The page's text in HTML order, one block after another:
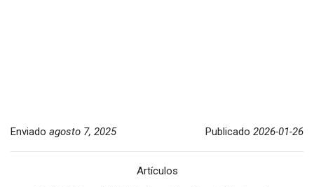
Enviado agosto 7, 2025 Publicado 2026-01-26
Artículos